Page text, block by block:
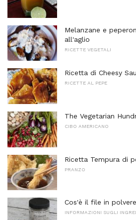
Melanzane e
all'aglio
RICETTE VEGETALI
Ricetta di Cheesy
RICETTE AL PEPE
The Vegetarian
CIBO AMERICANO
Ricetta Tempura di
PRANZO
Cos'è il file in
INFORMAZIONI SUGLI